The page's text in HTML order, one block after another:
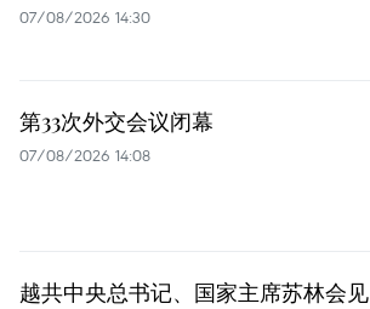
07/08/2026 14:30
第33次外交会议闭幕
07/08/2026 14:08
越共中央总书记、国家主席苏林会见